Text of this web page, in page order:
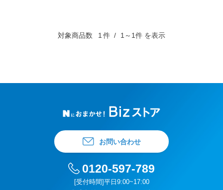
対象商品数 1 件 1～1件 を表示
お問い合わせ
0120-597-789
[受付時間]平日9:00~17:00